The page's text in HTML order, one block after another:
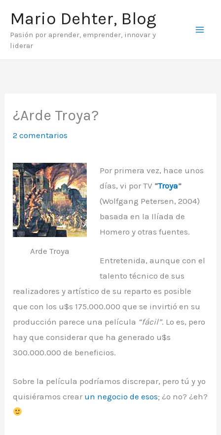
contenido
Mario Dehter, Blog
Pasión por aprender, emprender, innovar y
liderar
¿Arde Troya?
2 comentarios
Arde Troya
Por primera vez, hace unos
días, vi por TV “Troya”
(Wolfgang Petersen, 2004)
basada en la Ilíada de
Homero y otras fuentes.
Entretenida, aunque con el
talento técnico de sus
realizadores y artístico de su reparto es posible
que con los u$s 175.000.000 que se invirtió en su
producción parece una película “fácil”. Lo es, pero
hay que considerar que ha generado u$s
300.000.000 de beneficios.
Sobre la película podríamos discrepar, pero tú y yo
quisiéramos crear un negocio de esos; ¿o no? ¿eh?